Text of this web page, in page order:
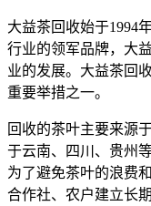
大益茶回收始于1994
行业的领军品牌，大
业的发展。大益茶回
重要举措之一。
回收的茶叶主要来源
于云南、四川、贵州
为了避免茶叶的浪费
合作社、农户建立长